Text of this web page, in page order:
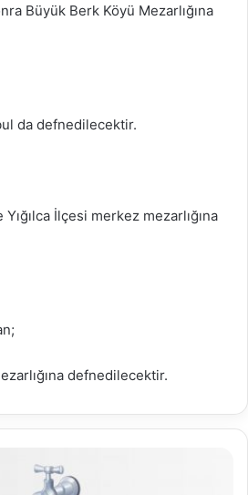
Büyük Berk Köyü Mezarlığına
da defnedilecektir.
İlçesi merkez mezarlığına
defnedilecektir.